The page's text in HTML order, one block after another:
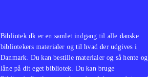
Bibliotek.dk er en samlet indgang til alle danske
bibliotekers materialer og til hvad der udgives i
Danmark. Du kan bestille materialer og så hente og
låne på dit eget bibliotek. Du kan bruge